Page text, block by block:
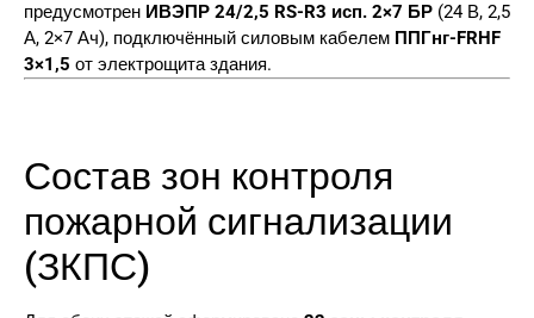
предусмотрен ИВЭПР 24/2,5 RS-R3 исп. 2×7 БР (24 В, 2,5
А, 2×7 Ач), подключённый силовым кабелем ППГнг-FRHF
3×1,5 от электрощита здания.
Состав зон контроля
пожарной сигнализации
(ЗКПС)